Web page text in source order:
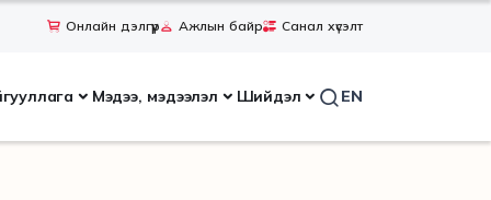
Онлайн дэлгүүр Ажлын байр Санал хүсэлт
Мэдээ, мэдээлэл Шийдэл EN